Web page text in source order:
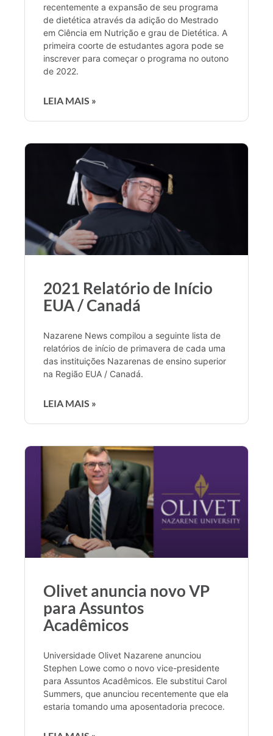
recentemente a expansão de seu programa
de dietética através da adição do Mestrado
em Ciência em Nutrição e grau de Dietética. A
primeira coorte de estudantes agora pode se
inscrever para começar o programa no outono
de 2022.
LEIA MAIS »
2021 Relatório de Início
EUA / Canadá
Nazarene News compilou a seguinte lista de
relatórios de início de primavera de cada uma
das instituições Nazarenas de ensino superior
na Região EUA / Canadá.
LEIA MAIS »
Olivet anuncia novo VP
para Assuntos
Acadêmicos
Universidade Olivet Nazarene anunciou
Stephen Lowe como o novo vice-presidente
para Assuntos Acadêmicos. Ele substitui Carol
Summers, que anunciou recentemente que ela
estaria tomando uma aposentadoria precoce.